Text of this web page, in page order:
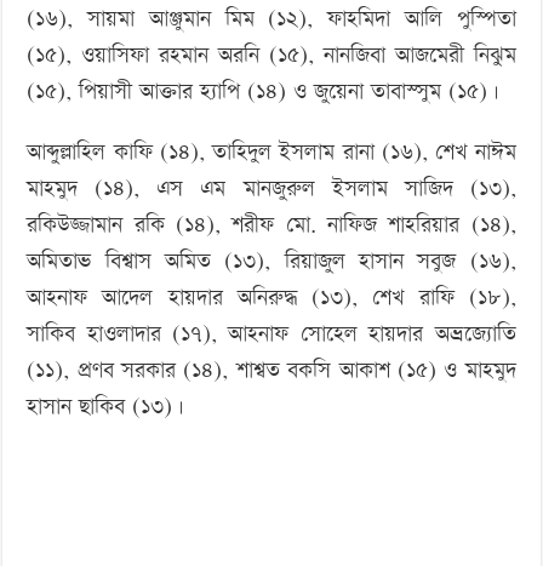
(১৬), সায়মা আঞ্জুমান মিম (১২), ফাহমিদা আলি পুস্পিতা
(১৫), ওয়াসিফা রহমান অরনি (১৫), নানজিবা আজমেরী নিঝুম
(১৫), পিয়াসী আক্তার হ্যাপি (১৪) ও জুয়েনা তাবাস্সুম (১৫)।
আব্দুল্লাহিল কাফি (১৪), তাহিদুল ইসলাম রানা (১৬), শেখ নাঈম
মাহমুদ (১৪), এস এম মানজুরুল ইসলাম সাজিদ (১৩),
রকিউজ্জামান রকি (১৪), শরীফ মো. নাফিজ শাহরিয়ার (১৪),
অমিতাভ বিশ্বাস অমিত (১৩), রিয়াজুল হাসান সবুজ (১৬),
আহনাফ আদেল হায়দার অনিরুদ্ধ (১৩), শেখ রাফি (১৮),
সাকিব হাওলাদার (১৭), আহনাফ সোহেল হায়দার অভ্রজ্যোতি
(১১), প্রণব সরকার (১৪), শাশ্বত বকসি আকাশ (১৫) ও মাহমুদ
হাসান ছাকিব (১৩)।